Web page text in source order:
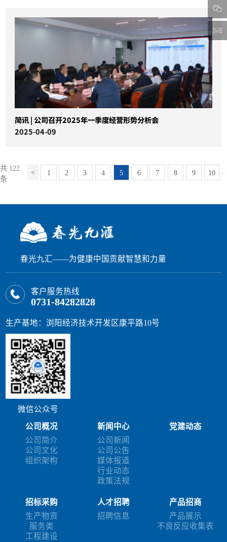
简讯 | 公司召开2025年一季度经营形势分析会
2025-04-09
共 122
条
1 2 3 4 5 6 7 8 9 10 ...
春光九汇——为健康中国贡献智慧和力量
客户服务热线
0731-84282828
生产基地：浏阳经济技术开发区康平路10号
微信公众号
公司概况
公司简介
公司文化
组织架构
新闻中心
公司新闻
公司公告
媒体报道
行业动态
政策法规
党建动态
招标采购
生产物资
服务类
工程建设
人才招聘
招聘信息
产品招商
产品展示
不良反应收集表